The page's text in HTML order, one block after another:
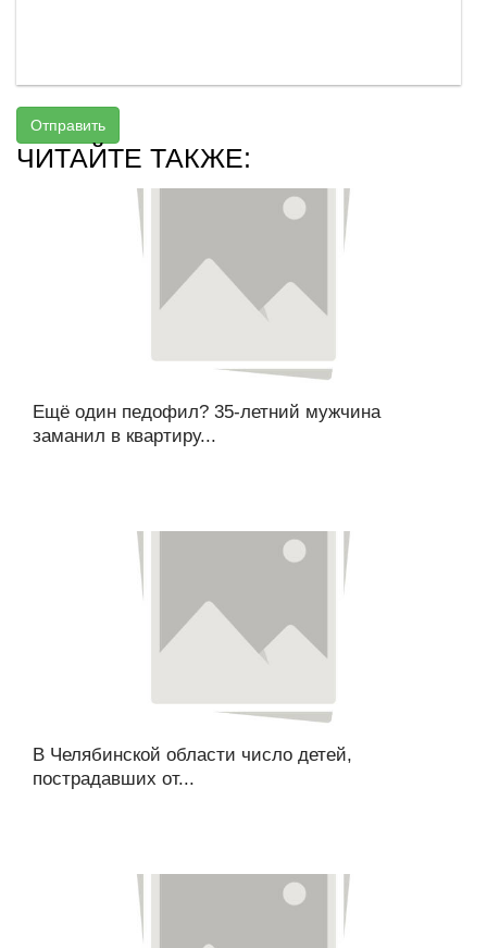
Отправить
ЧИТАЙТЕ ТАКЖЕ:
Ещё один педофил? 35-летний мужчина
заманил в квартиру...
В Челябинской области число детей,
пострадавших от...